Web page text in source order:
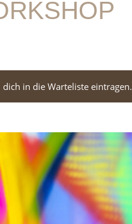
in die Warteliste eintragen.